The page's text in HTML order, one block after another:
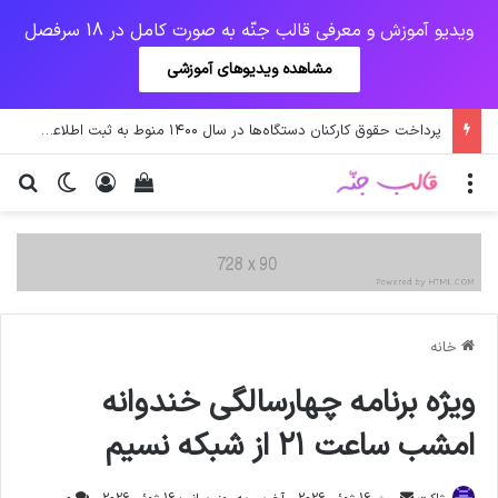
ویدیو آموزش و معرفی قالب جنّه به صورت کامل در 18 سرفصل
مشاهده ویدیوهای آموزشی
پرداخت حقوق کارکنان دستگاه‌ها در سال ۱۴۰۰ منوط به ثبت اطلاعات کارکنان در سامانه شد
تغییر ورود
دیدن سبد خرید منو
خانه
ويژه برنامه چهارسالگى خندوانه
امشب ساعت ٢١ از شبكه نسيم